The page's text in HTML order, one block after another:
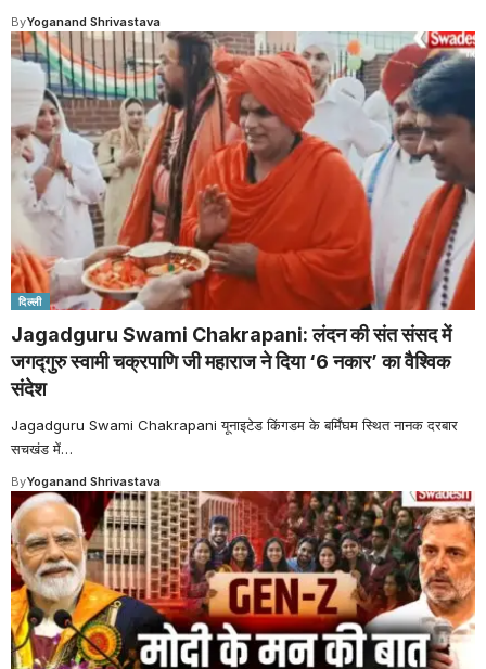
ByYoganand Shrivastava
दिल्ली
Jagadguru Swami Chakrapani: लंदन की संत संसद में
जगद्गुरु स्वामी चक्रपाणि जी महाराज ने दिया ‘6 नकार’ का वैश्विक
संदेश
Jagadguru Swami Chakrapani यूनाइटेड किंगडम के बर्मिंघम स्थित नानक दरबार
सचखंड में…
ByYoganand Shrivastava